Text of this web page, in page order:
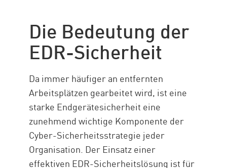
Schlüsselkomponenten
Lösungen von Check Point
Ressourcen
Die Bedeutung der
EDR-Sicherheit
Da immer häufiger an entfernten
Arbeitsplätzen gearbeitet wird, ist eine
starke Endgerätesicherheit eine
zunehmend wichtige Komponente der
Cyber-Sicherheitsstrategie jeder
Organisation. Der Einsatz einer
effektiven EDR-Sicherheitslösung ist für